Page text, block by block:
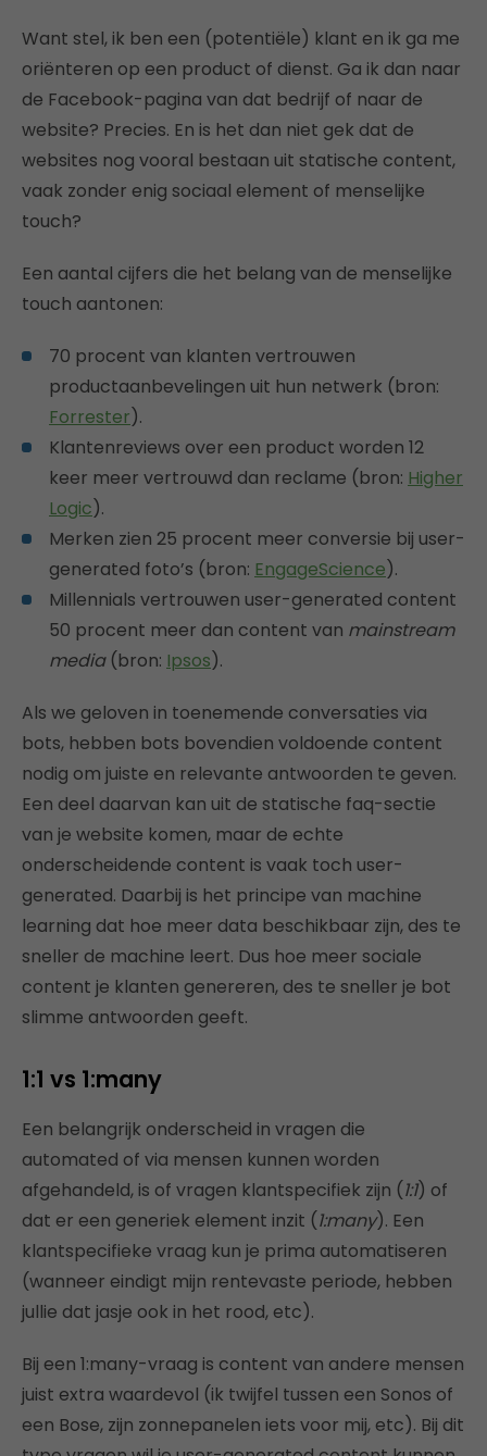
Want stel, ik ben een (potentiële) klant en ik ga me
oriënteren op een product of dienst. Ga ik dan naar
de Facebook-pagina van dat bedrijf of naar de
website? Precies. En is het dan niet gek dat de
websites nog vooral bestaan uit statische content,
vaak zonder enig sociaal element of menselijke
touch?
Een aantal cijfers die het belang van de menselijke
touch aantonen:
70 procent van klanten vertrouwen
productaanbevelingen uit hun netwerk (bron:
Forrester).
Klantenreviews over een product worden 12
keer meer vertrouwd dan reclame (bron: Higher
Logic).
Merken zien 25 procent meer conversie bij user-
generated foto’s (bron: EngageScience).
Millennials vertrouwen user-generated content
50 procent meer dan content van mainstream
media(bron: Ipsos).
Als we geloven in toenemende conversaties via
bots, hebben bots bovendien voldoende content
nodig om juiste en relevante antwoorden te geven.
Een deel daarvan kan uit de statische faq-sectie
van je website komen, maar de echte
onderscheidende content is vaak toch user-
generated. Daarbij is het principe van machine
learning dat hoe meer data beschikbaar zijn, des te
sneller de machine leert. Dus hoe meer sociale
content je klanten genereren, des te sneller je bot
slimme antwoorden geeft.
1:1 vs 1:many
Een belangrijk onderscheid in vragen die
automated of via mensen kunnen worden
afgehandeld, is of vragen klantspecifiek zijn (1:1) of
dat er een generiek element inzit (1:many). Een
klantspecifieke vraag kun je prima automatiseren
(wanneer eindigt mijn rentevaste periode, hebben
jullie dat jasje ook in het rood, etc).
Bij een 1:many-vraag is content van andere mensen
juist extra waardevol (ik twijfel tussen een Sonos of
een Bose, zijn zonnepanelen iets voor mij, etc). Bij dit